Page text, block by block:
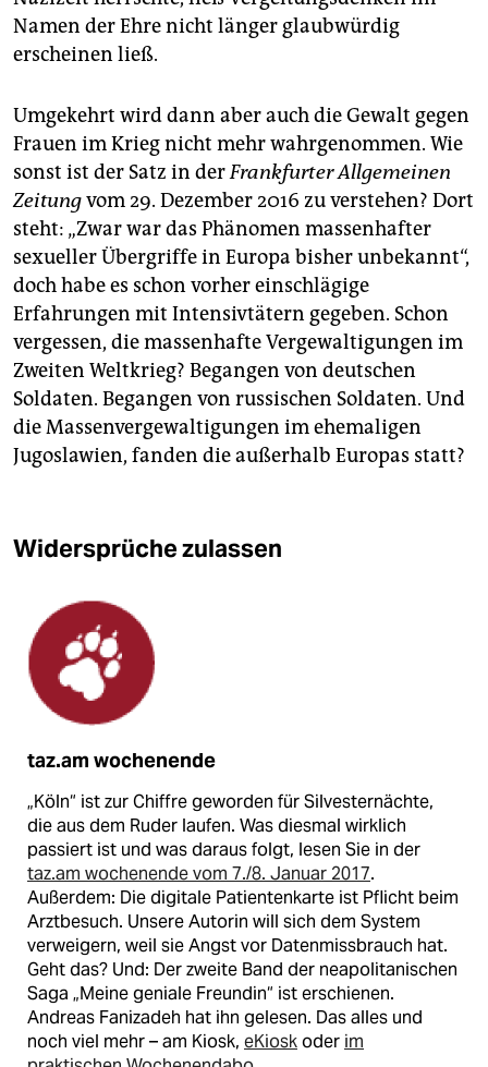
Namen der Ehre nicht länger glaubwürdig
erscheinen ließ.
Umgekehrt wird dann aber auch die Gewalt gegen
Frauen im Krieg nicht mehr wahrgenommen. Wie
sonst ist der Satz in derFrankfurter Allgemeinen
Zeitungvom 29. Dezember 2016 zu verstehen? Dort
steht: „Zwar war das Phänomen massenhafter
sexueller Übergriffe in Europa bisher unbekannt“,
doch habe es schon vorher einschlägige
Erfahrungen mit Intensivtätern gegeben. Schon
vergessen, die massenhafte Vergewaltigungen im
Zweiten Weltkrieg? Begangen von deutschen
Soldaten. Begangen von russischen Soldaten. Und
die Massenvergewaltigungen im ehemaligen
Jugoslawien, fanden die außerhalb Europas statt?
Widersprüche zulassen
taz.am wochenende
„Köln“ ist zur Chiffre geworden für Silvesternächte,
die aus dem Ruder laufen. Was diesmal wirklich
passiert ist und was daraus folgt, lesen Sie in der
taz.am wochenende vom 7./8. Januar 2017.
Außerdem: Die digitale Patientenkarte ist Pflicht beim
Arztbesuch. Unsere Autorin will sich dem System
verweigern, weil sie Angst vor Datenmissbrauch hat.
Geht das? Und: Der zweite Band der neapolitanischen
Saga „Meine geniale Freundin“ ist erschienen.
Andreas Fanizadeh hat ihn gelesen. Das alles und
noch viel mehr – am Kiosk, eKioskoder im